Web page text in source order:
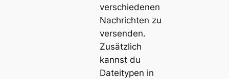
verschiedenen
Nachrichten zu
versenden.
Zusätzlich
kannst du
Dateitypen in